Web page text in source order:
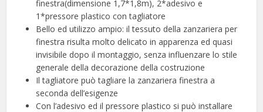
finestra(dimensione 1,7*1,8m), 2*adesivo e
1*pressore plastico con tagliatore
Bello ed utilizzo ampio: il tessuto della zanzariera per
finestra risulta molto delicato in apparenza ed quasi
invisibile dopo il montaggio, senza influenzare lo stile
generale della decorazione della costruzione
Il tagliatore può tagliare la zanzariera finestra a
seconda dell’esigenze
Con l’adesivo ed il pressore plastico si può installare